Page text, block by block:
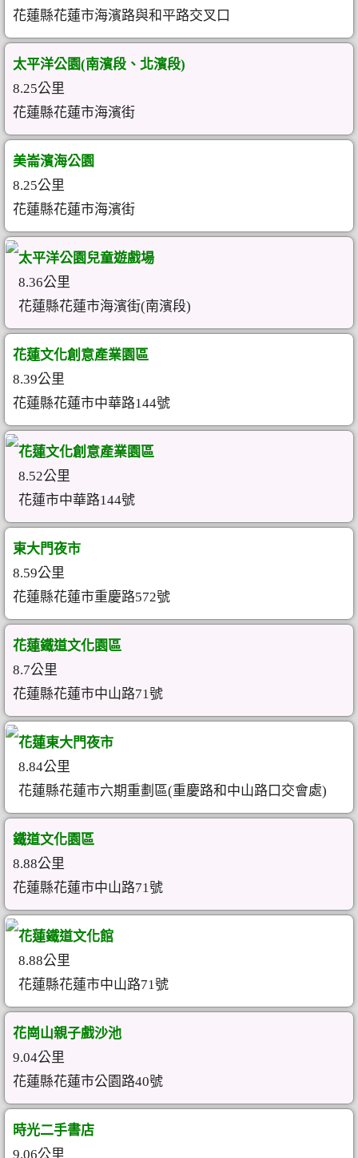
花蓮縣花蓮市海濱路與和平路交叉口
太平洋公園(南濱段、北濱段)
8.25公里
花蓮縣花蓮市海濱街
美崙濱海公園
8.25公里
花蓮縣花蓮市海濱街
太平洋公園兒童遊戲場
8.36公里
花蓮縣花蓮市海濱街(南濱段)
花蓮文化創意產業園區
8.39公里
花蓮縣花蓮市中華路144號
花蓮文化創意產業園區
8.52公里
花蓮市中華路144號
東大門夜市
8.59公里
花蓮縣花蓮市重慶路572號
花蓮鐵道文化園區
8.7公里
花蓮縣花蓮市中山路71號
花蓮東大門夜市
8.84公里
花蓮縣花蓮市六期重劃區(重慶路和中山路口交會處)
鐵道文化園區
8.88公里
花蓮縣花蓮市中山路71號
花蓮鐵道文化館
8.88公里
花蓮縣花蓮市中山路71號
花崗山親子戲沙池
9.04公里
花蓮縣花蓮市公園路40號
時光二手書店
9.06公里